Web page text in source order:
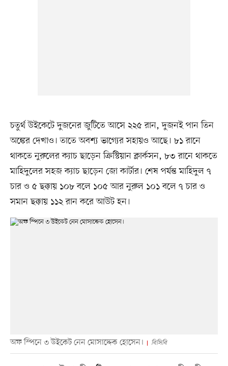
চতুর্থ উইকেটে দুজনের জুটিতে আসে ২২৫ রান, দুজনই পান তিন
অঙ্কের দেখাও। তাতে অবশ্য ভাগ্যের সহায়ও আছে। ৮১ রানে
থাকতে নুরুলের ক্যাচ ছাড়েন ক্রিস্টিয়ান ক্লার্কসন, ৮৩ রানে থাকতে
মাহিদুলের সহজ ক্যাচ ছাড়েন জো কার্টার। শেষ পর্যন্ত মাহিদুল ৭
চার ও ৫ ছক্কায় ১০৮ বলে ১০৫ আর নুরুল ১০১ বলে ৭ চার ও
সমান ছক্কায় ১১২ রান করে আউট হন।
অফ স্পিনে ৩ উইকেট নেন মোসাদ্দেক হোসেন। বিসিবি